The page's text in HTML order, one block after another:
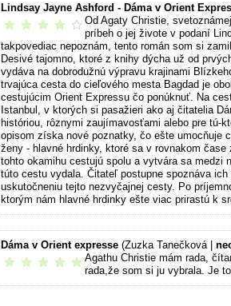
Lindsay Jayne Ashford - Dáma v Orient
príjemné čítanie
Od Agaty Christie,
príbeh o jej živote v podaní
takpovediac nepoznám, tento román som si
Desivé tajomno, ktoré z knihy dýcha už od
vydáva na dobrodužnú výpravu krajinami
trvajúca cesta do cieľového mesta Bagdad je
cestujúcim Orient Expressu čo ponúknuť. Na
Istanbul, v ktorých si pasažieri ako aj čitatelia
históriou, rôznymi zaujímavosťami alebo pre
opisom získa nové poznatky, čo ešte umocňuje
ženy - hlavné hrdinky, ktoré sa v rovnakom
tohto okamihu cestujú spolu a vytvára sa medzi
túto cestu vydala. Čitateľ postupne spoznáva
uskutočneniu tejto nezvyčajnej cesty. Po
ktorým nám hlavné hrdinky ešte viac prirastú k
Dáma v Orient expresse (Zuzka Tanečková |
vrelo odporúčam
Agathu Christie mám rada,
rada,že som si ju vybrala. Je